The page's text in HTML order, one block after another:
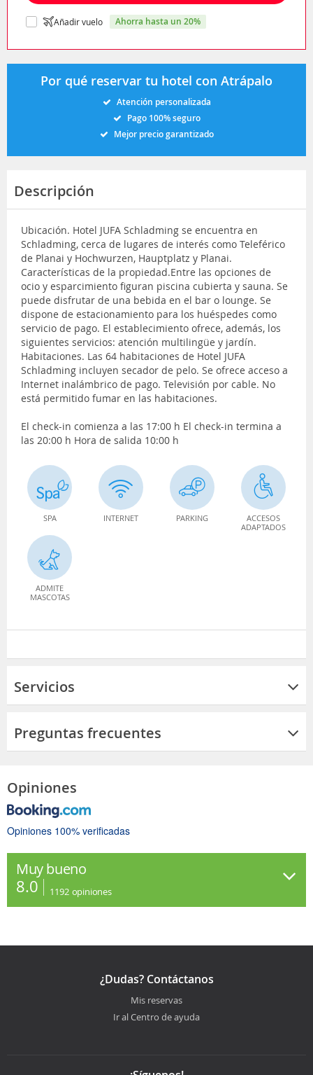
Añadir vuelo ahorra hasta un 20%
Por qué reservar tu hotel con Atrápalo
Atención personalizada
Pago 100% seguro
Mejor precio garantizado
Descripción
Ubicación. Hotel JUFA Schladming se encuentra en
Schladming, cerca de lugares de interés como Teleférico
de Planai y Hochwurzen, Hauptplatz y Planai.
Características de la propiedad.Entre las opciones de
ocio y esparcimiento figuran piscina cubierta y sauna. Se
puede disfrutar de una bebida en el bar o lounge. Se
dispone de estacionamiento para los huéspedes como
servicio de pago. El establecimiento ofrece, además, los
siguientes servicios: atención multilingüe y jardín.
Habitaciones. Las 64 habitaciones de Hotel JUFA
Schladming incluyen secador de pelo. Se ofrece acceso a
Internet inalámbrico de pago. Televisión por cable. No
está permitido fumar en las habitaciones.
El check-in comienza a las 17:00 h El check-in termina a
las 20:00 h Hora de salida 10:00 h
SPA INTERNET PARKING
ACCESOS
ADAPTADOS
ADMITE
MASCOTAS
Servicios
Preguntas frecuentes
Opiniones
Opiniones 100% verificadas
Muy bueno
8.0 1192 opiniones
¿Dudas? Contáctanos
Mis reservas
Ir al Centro de ayuda